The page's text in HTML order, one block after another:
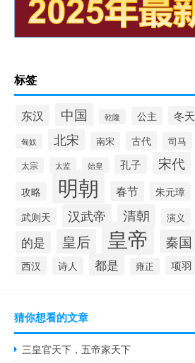
标签
东汉 中国 乾隆 公主 冬天
匈奴 北宋 南宋 古代 司马
太宗 太监 始皇 孔子 宋代
攻略 明朝 春节 朱元璋
武则天 汉武帝 清朝 演义
的是 皇后 皇帝 秦国
西汉 诗人 都是 雍正 项羽
猜你想看的文章
三皇官天下，五帝家天下